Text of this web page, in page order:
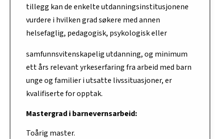
tillegg kan de enkelte utdanningsinstitusjonene
vurdere i hvilken grad søkere med annen
helsefaglig, pedagogisk, psykologisk eller
samfunnsvitenskapelig utdanning, og minimum
ett års relevant yrkeserfaring fra arbeid med barn
unge og familier i utsatte livssituasjoner, er
kvalifiserte for opptak.
Mastergrad i barnevernsarbeid:
Toårig master.